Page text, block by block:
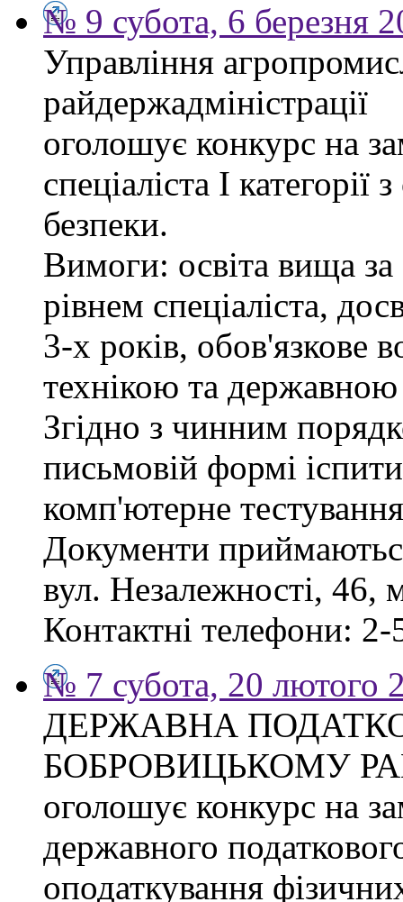
№ 9 субота, 6 березня
Управління
райдержадміністрації
оголошує конкурс на
спеціаліста І
безпеки.
Вимоги: освіта вища за
рівнем спеціаліста,
3-х років, обов'язкове
технікою та
Згідно з чинним
письмовій формі
комп'ютерне
Документи
вул. Незалежності, 46,
Контактні телефони:
№ 7 субота, 20 лютого
ДЕРЖАВНА
БОБРОВИЦЬКОМУ
оголошує конкурс на
державного
оподаткування